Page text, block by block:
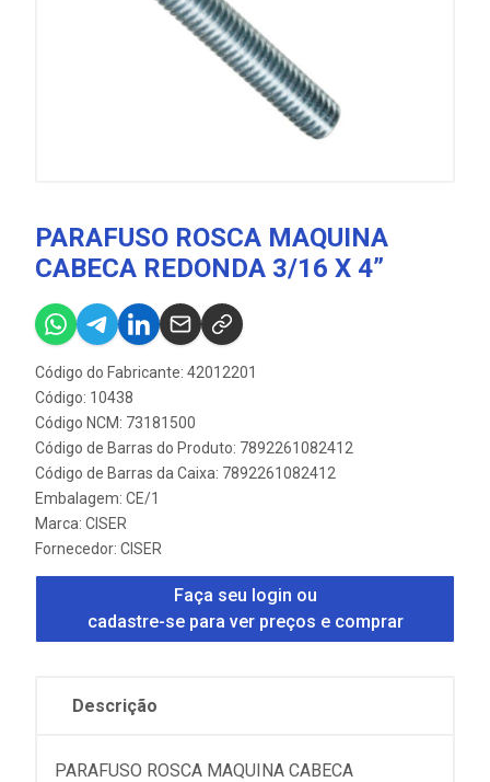
PARAFUSO ROSCA MAQUINA
CABECA REDONDA 3/16 X 4”
Código do Fabricante: 42012201
Código: 10438
Código NCM: 73181500
Código de Barras do Produto: 7892261082412
Código de Barras da Caixa: 7892261082412
Embalagem: CE/1
Marca: CISER
Fornecedor: CISER
Faça seu login ou
cadastre-se para ver preços e comprar
Descrição
PARAFUSO ROSCA MAQUINA CABECA